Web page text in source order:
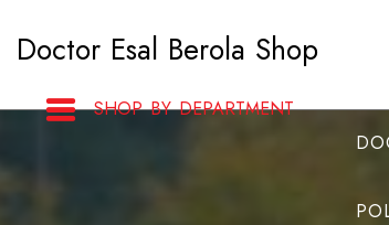
Doctor Esal Berola Shop
SHOP BY DEPARTMENT